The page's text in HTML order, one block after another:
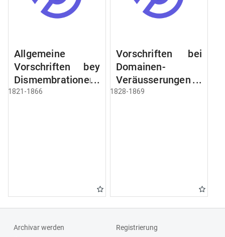
Allgemeine
Vorschriften bey
Dismembrationen
Domainen-
1821-1866
Vorschriften bei
Domainen-
Veräusserungen
und
1828-1869
Archivar werden
Registrierung